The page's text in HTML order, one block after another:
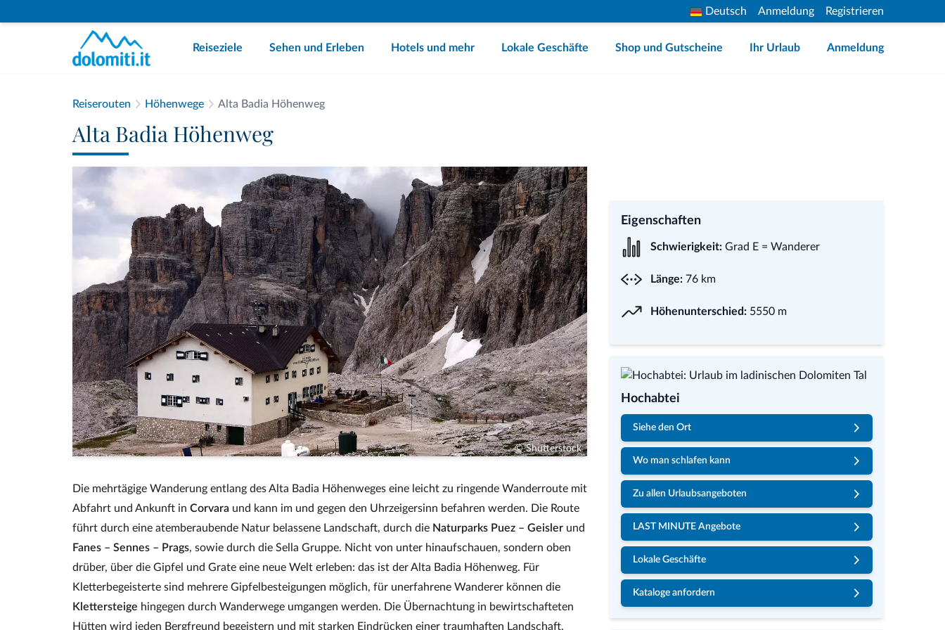
Deutsch Anmeldung Registrieren
Reiseziele Sehen und Erleben Hotels und mehr Lokale Geschäfte Shop und Gutscheine Ihr Urlaub Anmeldung
Reiserouten Höhenwege Alta Badia Höhenweg
Alta Badia Höhenweg
© Shutterstock
Die mehrtägige Wanderung entlang des Alta Badia Höhenweges eine leicht zu ringende Wanderroute mit
Abfahrt und Ankunft in Corvara und kann im und gegen den Uhrzeigersinn befahren werden. Die Route
führt durch eine atemberaubende Natur belassene Landschaft, durch die Naturparks Puez – Geisler und
Fanes – Sennes – Prags, sowie durch die Sella Gruppe. Nicht von unter hinaufschauen, sondern oben
drüber, über die Gipfel und Grate eine neue Welt erleben: das ist der Alta Badia Höhenweg. Für
Kletterbegeisterte sind mehrere Gipfelbesteigungen möglich, für unerfahrene Wanderer können die
Klettersteige hingegen durch Wanderwege umgangen werden. Die Übernachtung in bewirtschafteten
Hütten wird jeden Bergfreund begeistern und mit starken Eindrücken einer traumhaften Landschaft.
Eigenschaften
Schwierigkeit: Grad E = Wanderer
Länge: 76 km
Höhenunterschied: 5550 m
Hochabtei
Siehe den Ort
Wo man schlafen kann
Zu allen Urlaubsangeboten
LAST MINUTE Angebote
Lokale Geschäfte
Kataloge anfordern